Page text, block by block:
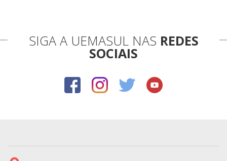
SIGA A UEMASUL NAS REDES
SOCIAIS